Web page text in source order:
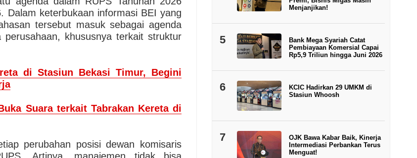
Dalam keterbukaan informasi BEI yang
tersebut masuk sebagai agenda
khususnya terkait struktur
di Stasiun Bekasi Timur, Begini
Suara terkait Tabrakan Kereta di
perubahan posisi dewan komisaris
Menjanjikan!
5
Bank Mega Syariah Catat
Pembiayaan Komersial Capai
Rp5,9 Triliun hingga Juni 2026
6
KCIC Hadirkan 29 UMKM di
Stasiun Whoosh
7
OJK Bawa Kabar Baik, Kinerja
Intermediasi Perbankan Terus
Menguat!